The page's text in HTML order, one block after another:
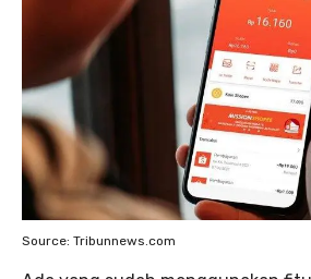
Source: Tribunnews.com